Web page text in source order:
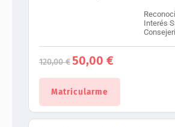
Interés
120,00€
El
precio
original
120,00 €.
50,00 €El
precio
actual
Matricularme